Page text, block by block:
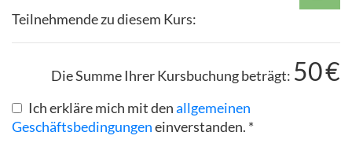
Teilnehmende zu diesem Kurs:
Die Summe Ihrer Kursbuchung beträgt: 50€
Ich erkläre mich mit denallgemeinen
Geschäftsbedingungeneinverstanden. *